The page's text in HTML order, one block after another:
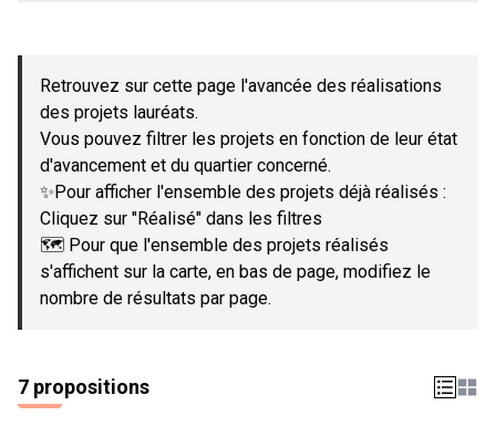
−
Retrouvez sur cette page l'avancée des réalisations
des projets lauréats.
Vous pouvez filtrer les projets en fonction de leur état
d'avancement et du quartier concerné.
✨Pour afficher l'ensemble des projets déjà réalisés :
Cliquez sur "Réalisé" dans les filtres
🗺️ Pour que l'ensemble des projets réalisés
s'affichent sur la carte, en bas de page, modifiez le
nombre de résultats par page.
7 propositions